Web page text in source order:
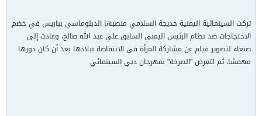
تركت السينمائية اليمنية خديجة السلامي منصبها الدبلوماسي بباريس في خضم
الاحتجاجات ضد نظام الرئيس اليمني السابق علي عبد الله صالح، وعادت إلى
صنعاء لتصوير فيلم عن مشاركة المرأة في الانتفاضة ببلادها بعد أن كان دورها
مهمشا، ثم لتعرض "الصرخة" بمهرجان دبي السينمائي.